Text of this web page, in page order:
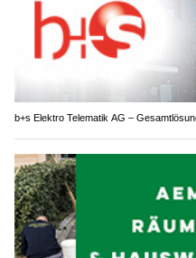
b+s Elektro Telematik AG –